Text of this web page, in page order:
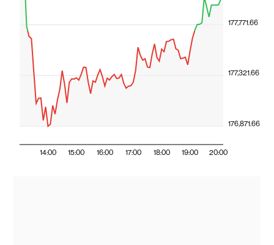
14:00 15:00 16:00 17:00 18:00 19:00 20:00
176,871.66
177,321.66
177,771.66